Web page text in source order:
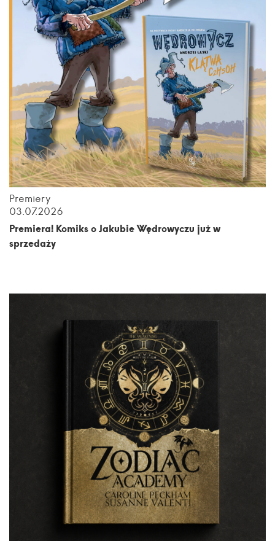
Premiery
03.07.2026
Premiera! Komiks o Jakubie Wędrowyczu już w
sprzedaży